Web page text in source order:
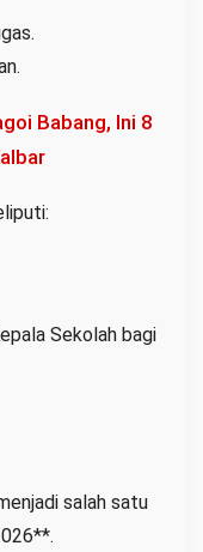
Babang, Ini 8
Sekolah bagi
salah satu